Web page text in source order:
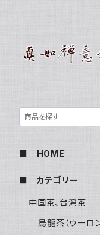
■ HOME
■ カテゴリー
中国茶、台湾茶
烏龍茶（ウーロ